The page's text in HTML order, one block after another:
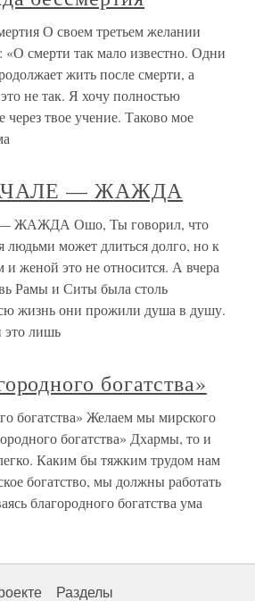
О своем третьем желании
«О смерти так мало известно. Одни
жить после смерти, а
не так. Я хочу полностью
через твое учение. Таково мое
— ЖАЖДА
ЖАЖДА Ошо, Ты говорил, что
может длиться долго, но к
женой это не относится. А вчера
Рамы и Ситы была столь
жизнь они прожили душа в душу.
это лишь
богатства»
богатства» Желаем мы мирского
богатства» Дхармы, то и
Каким бы тяжким трудом нам
богатство, мы должны работать
благородного богатства ума
Разделы